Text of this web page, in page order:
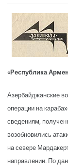
«Республика
Азербайджанские
операции на
сведениям,
возобновились
на севере
направлении. По